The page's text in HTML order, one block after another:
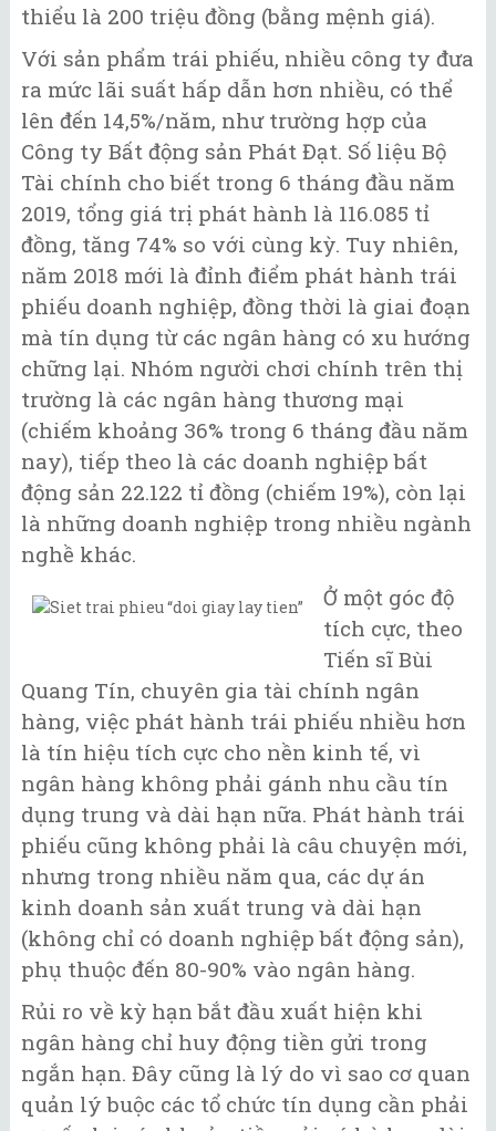
thiểu là 200 triệu đồng (bằng mệnh giá).
Với sản phẩm trái phiếu, nhiều công ty đưa
ra mức lãi suất hấp dẫn hơn nhiều, có thể
lên đến 14,5%/năm, như trường hợp của
Công ty Bất động sản Phát Đạt. Số liệu Bộ
Tài chính cho biết trong 6 tháng đầu năm
2019, tổng giá trị phát hành là 116.085 tỉ
đồng, tăng 74% so với cùng kỳ. Tuy nhiên,
năm 2018 mới là đỉnh điểm phát hành trái
phiếu doanh nghiệp, đồng thời là giai đoạn
mà tín dụng từ các ngân hàng có xu hướng
chững lại. Nhóm người chơi chính trên thị
trường là các ngân hàng thương mại
(chiếm khoảng 36% trong 6 tháng đầu năm
nay), tiếp theo là các doanh nghiệp bất
động sản 22.122 tỉ đồng (chiếm 19%), còn lại
là những doanh nghiệp trong nhiều ngành
nghề khác.
Ở một góc độ
tích cực, theo
Tiến sĩ Bùi
Quang Tín, chuyên gia tài chính ngân
hàng, việc phát hành trái phiếu nhiều hơn
là tín hiệu tích cực cho nền kinh tế, vì
ngân hàng không phải gánh nhu cầu tín
dụng trung và dài hạn nữa. Phát hành trái
phiếu cũng không phải là câu chuyện mới,
nhưng trong nhiều năm qua, các dự án
kinh doanh sản xuất trung và dài hạn
(không chỉ có doanh nghiệp bất động sản),
phụ thuộc đến 80-90% vào ngân hàng.
Rủi ro về kỳ hạn bắt đầu xuất hiện khi
ngân hàng chỉ huy động tiền gửi trong
ngắn hạn. Đây cũng là lý do vì sao cơ quan
quản lý buộc các tổ chức tín dụng cần phải